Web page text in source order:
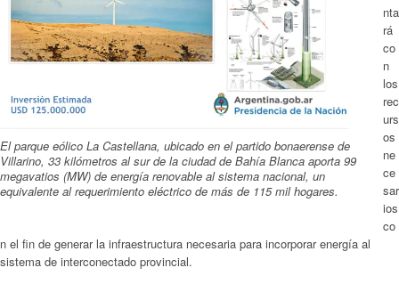
El parque eólico La Castellana, ubicado en el partido bonaerense de
Villarino, 33 kilómetros al sur de la ciudad de Bahía Blanca aporta 99
megavatios (MW) de energía renovable al sistema nacional, un
equivalente al requerimiento eléctrico de más de 115 mil hogares.
nta
rá
co
n
los
rec
urs
os
ne
ce
sar
ios
co
n el fin de generar la infraestructura necesaria para incorporar energía al
sistema de interconectado provincial.